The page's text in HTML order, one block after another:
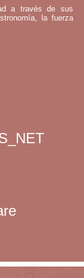
a través de sus
la fuerza